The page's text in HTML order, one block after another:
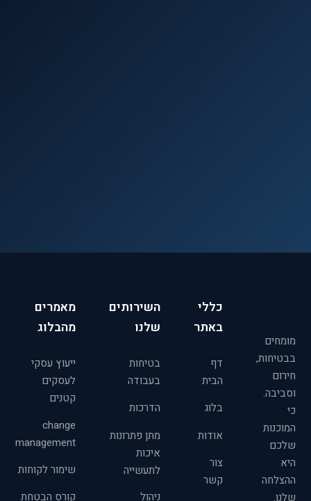
מומחים
בבטיחות,
חירום
וסביבה.
כי
המוכנות
שלכם
היא
ההצלחה
שלנו.
כללי
באתר
דף
הבית
בלוג
אודות
צור
קשר
השירותים
שלנו
בטיחות
בעבודה
הדרכות
מתן פתרונות
איכות
לתעשייה
ניהול
מאמרים
מהבלוג
ייעוץ עסקי
לעסקים
קטנים
change
management
שימור לקוחות
קורס הבטחת